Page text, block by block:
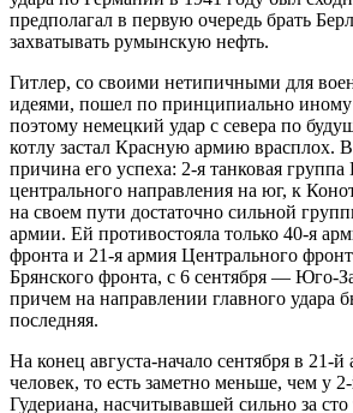
предполагал в первую очередь брать
захватывать румынскую нефть.
Гитлер, со своими нетипичными для
идеями, пошел по принципиально
поэтому немецкий удар с севера по
котлу застал Красную армию врасплох.
причина его успеха: 2-я танковая
центрального направления на юг, к
на своем пути достаточно сильной
армии. Ей противостояла только 40-я
фронта и 21-я армия Центрального
Брянского фронта, с 6 сентября — Юго-
причем на направлении главного удара
последняя.
На конец августа-начало сентября в 21-
человек, то есть заметно меньше, чем у
Гудериана, насчитывавшей сильно за сто